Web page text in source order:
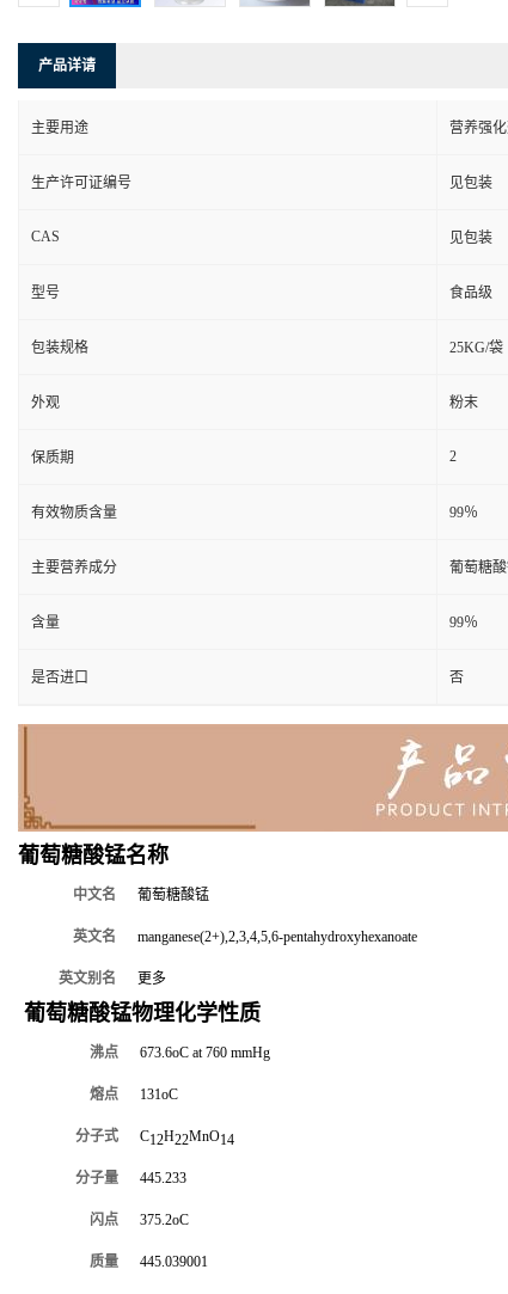
产品详请
主要用途 营养强化
生产许可证编号 见包装
CAS 见包装
型号 食品级
包装规格 25KG/袋
外观 粉末
保质期 2
有效物质含量 99％
主要营养成分 葡萄糖
含量 99％
是否进口 否
葡萄糖酸锰名称
中文名 葡萄糖酸锰
英文名 manganese(2+),2,3,4,5,6-pentahydroxyhexanoate
英文别名 更多
葡萄糖酸锰物理化学性质
沸点 673.6oC at 760 mmHg
熔点 131oC
分子式 C12H22MnO14
分子量 445.233
闪点 375.2oC
质量 445.039001